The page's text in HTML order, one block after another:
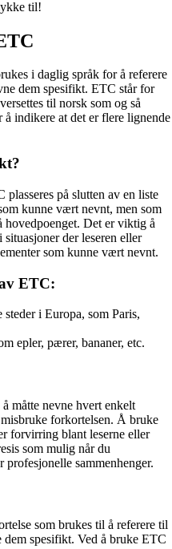
til!
i daglig språk for å referere
dem spesifikt. ETC står for
til norsk som og så
indikere at det er flere lignende
på slutten av en liste
kunne vært nevnt, men som
Det er viktig å
der leseren eller
som kunne vært nevnt.
ETC:
i Europa, som Paris,
epler, pærer, bananer, etc.
måtte nevne hvert enkelt
forkortelsen. Å bruke
forvirring blant leserne eller
som mulig når du
sammenhenger.
som brukes til å referere til
dem spesifikt. Ved å bruke ETC